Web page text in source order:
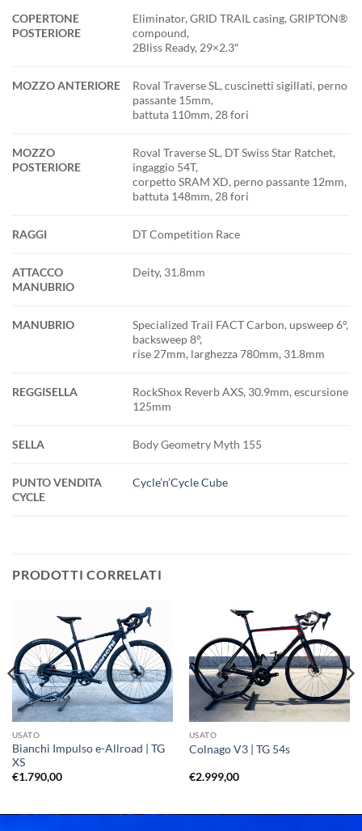
COPERTONE
POSTERIORE
Eliminator, GRID TRAIL casing, GRIPTON®
compound,
2Bliss Ready, 29×2.3″
MOZZO ANTERIORE
Roval Traverse SL, cuscinetti sigillati, perno
passante 15mm,
battuta 110mm, 28 fori
MOZZO
POSTERIORE
Roval Traverse SL, DT Swiss Star Ratchet,
ingaggio 54T,
corpetto SRAM XD, perno passante 12mm,
battuta 148mm, 28 fori
RAGGI DT Competition Race
ATTACCO
MANUBRIO
Deity, 31.8mm
MANUBRIO
Specialized Trail FACT Carbon, upsweep 6°,
backsweep 8°,
rise 27mm, larghezza 780mm, 31.8mm
REGGISELLA
RockShox Reverb AXS, 30.9mm, escursione
125mm
SELLA Body Geometry Myth 155
PUNTO VENDITA
CYCLE
Cycle’n’Cycle Cube
PRODOTTI CORRELATI
USATO
Bianchi Impulso e-Allroad | TG
XS
€1.790,00
USATO
Colnago V3 | TG 54s
€2.999,00